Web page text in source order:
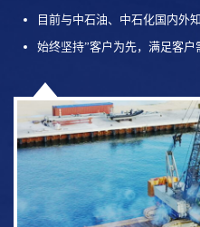
目前与中石油、中石化国内外
始终坚持”客户为先，满足客户